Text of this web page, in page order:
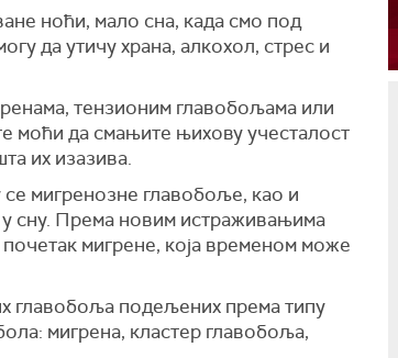
ноћи, мало сна, када смо под
да утичу храна, алкохол, стрес и
тензионим главобољама или
моћи да смањите њихову учесталост
их изазива.
се мигренозне главобоље, као и
сну. Према новим истраживањима
мигрене, која временом може
главобоља подељених према типу
мигрена, кластер главобоља,